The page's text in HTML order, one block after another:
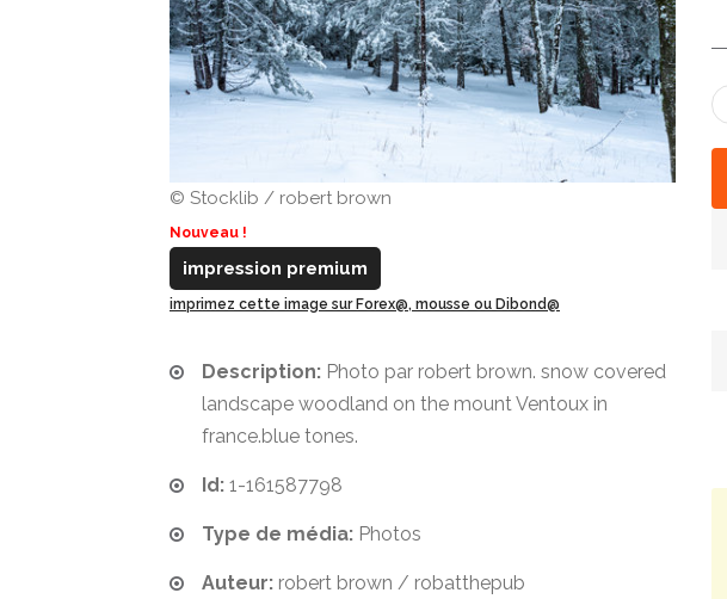
© Stocklib / robert brown
Nouveau !
impression premium
imprimez cette image sur Forex@, mousse ou Dibond@
Description: Photo par robert brown. snow covered
landscape woodland on the mount Ventoux in
france.blue tones.
Id: 1-161587798
Type de média: Photos
Auteur: robert brown / robatthepub